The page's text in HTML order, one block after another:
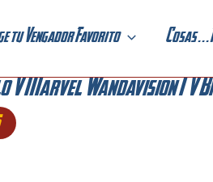
tu Vengador Favorito Cosas . .
V Marvel Wandavision TV